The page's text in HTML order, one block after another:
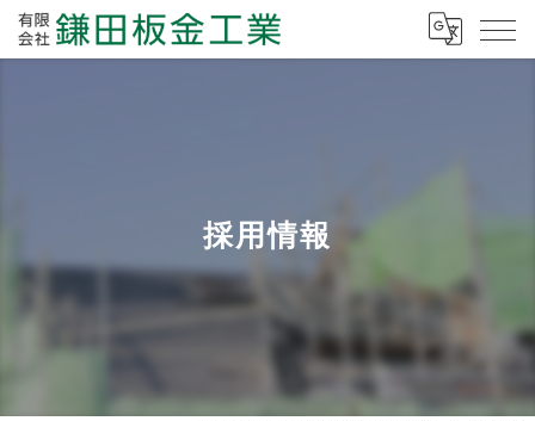
採用情報